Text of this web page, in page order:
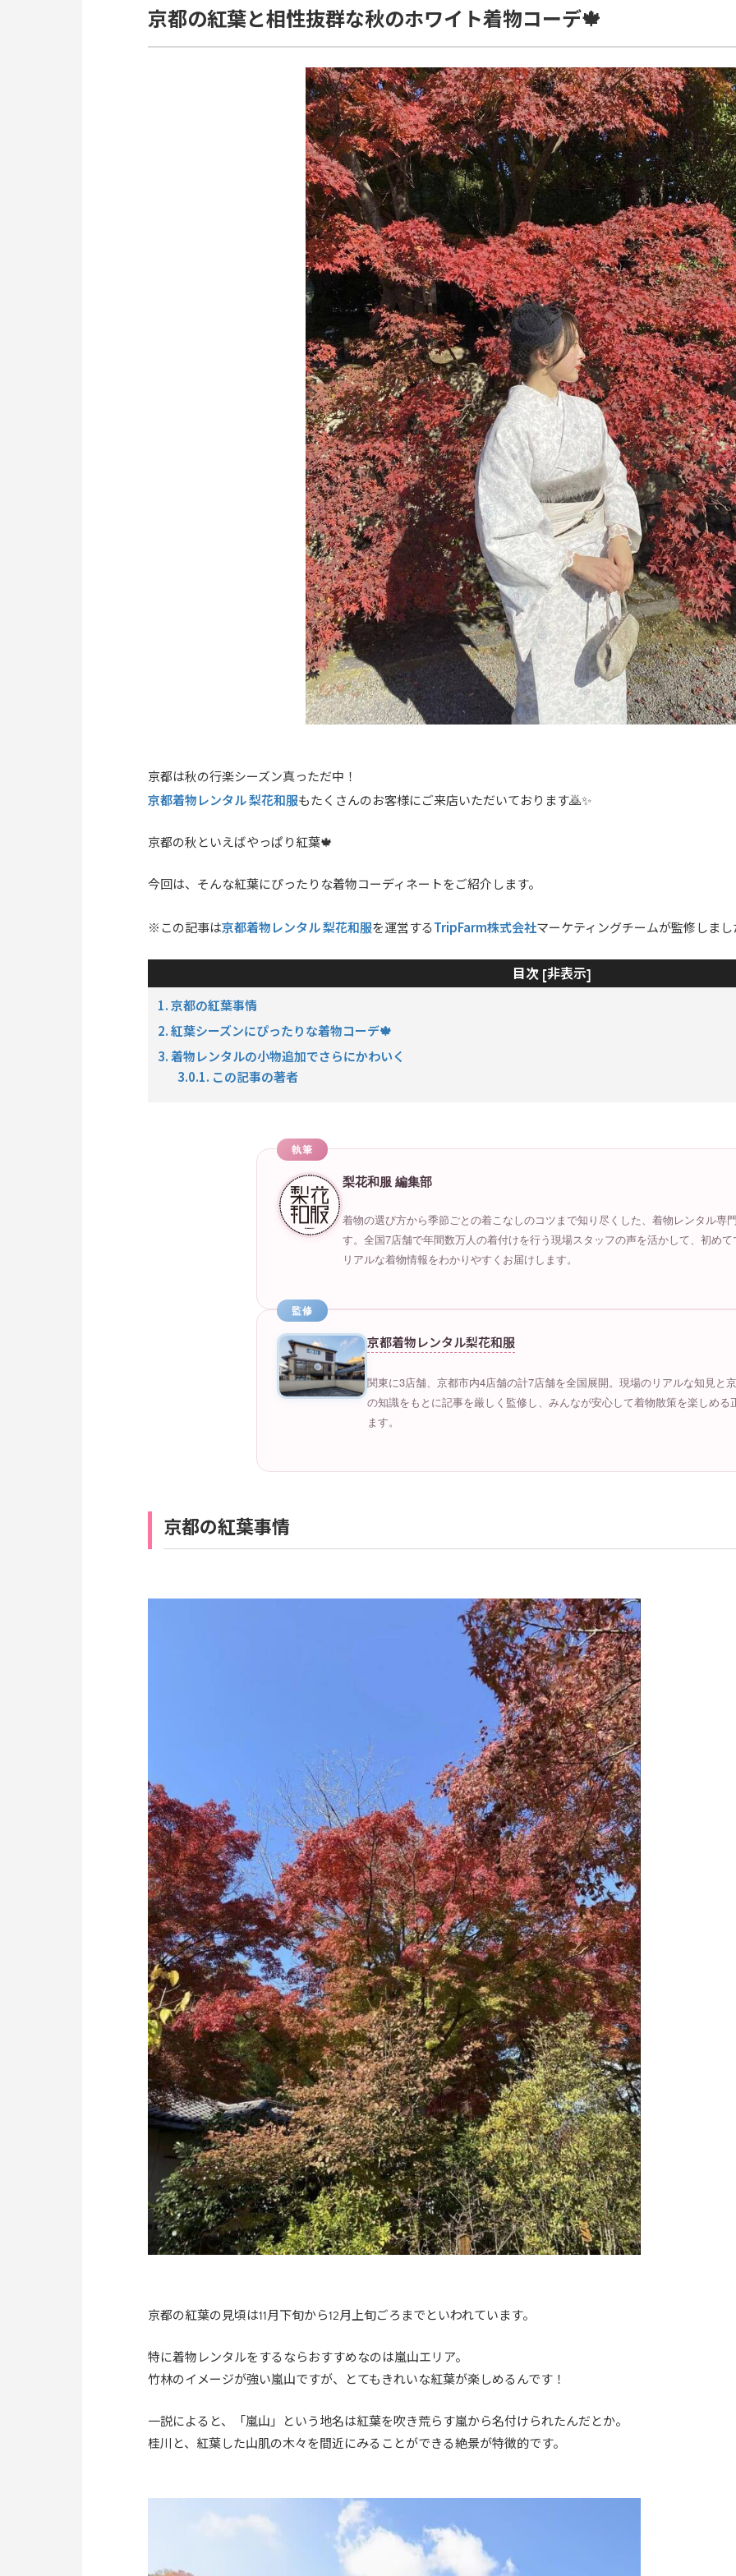
京都の紅葉と相性抜群な秋のホワイト着物コーデ🍁
京都は秋の行楽シーズン真っただ中！
京都着物レンタル 梨花和服もたくさんのお客様にご来店いただいております🙇✨
京都の秋といえばやっぱり紅葉🍁
今回は、そんな紅葉にぴったりな着物コーディネートをご紹介します。
※この記事は京都着物レンタル 梨花和服を運営するTripFarm株式会社マーケティングチームが監修しま
目次 [非表示]
1. 京都の紅葉事情
2. 紅葉シーズンにぴったりな着物コーデ🍁
3. 着物レンタルの小物追加でさらにかわいく
3.0.1. この記事の著者
執筆
梨花和服 編集部
着物の選び方から季節ごとの着こなしのコツまで知り尽くした、着物レンタル専
す。全国7店舗で年間数万人の着付けを行う現場スタッフの声を活かして、初め
リアルな着物情報をわかりやすくお届けします。
監修
京都着物レンタル梨花和服
関東に3店舗、京都市内4店舗の計7店舗を全国展開。現場のリアルな知見と
の知識をもとに記事を厳しく監修し、みんなが安心して着物散策を楽しめる
ます。
京都の紅葉事情
京都の紅葉の見頃は11月下旬から12月上旬ごろまでといわれています。
特に着物レンタルをするならおすすめなのは嵐山エリア。
竹林のイメージが強い嵐山ですが、とてもきれいな紅葉が楽しめるんです！
一説によると、「嵐山」という地名は紅葉を吹き荒らす嵐から名付けられたんだとか。
桂川と、紅葉した山肌の木々を間近にみることができる絶景が特徴的です。